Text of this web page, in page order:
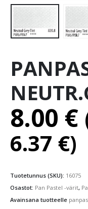
8.00 €
6.37 €)
Tuotetunnus (SKU): 16075
Osastot: Pan Pastel -värit,
Avainsana tuotteelle